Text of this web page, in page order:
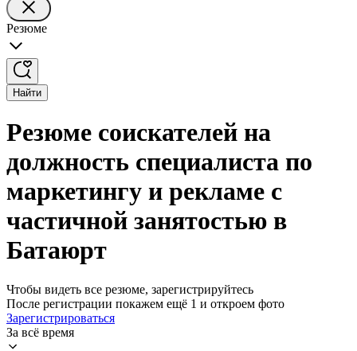
Резюме
Найти
Резюме соискателей на
должность специалиста по
маркетингу и рекламе с
частичной занятостью в
Батаюрт
Чтобы видеть все резюме, зарегистрируйтесь
После регистрации покажем ещё 1 и откроем фото
Зарегистрироваться
За всё время